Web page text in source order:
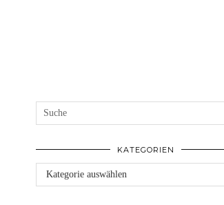
KATEGORIEN
Kategorien